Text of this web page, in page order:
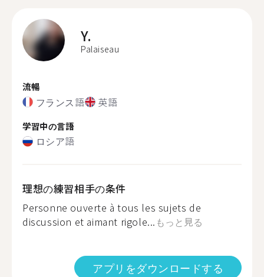
Y.
Palaiseau
流暢
フランス語 英語
学習中の言語
ロシア語
理想の練習相手の条件
Personne ouverte à tous les sujets de
discussion et aimant rigole... もっと見る
アプリをダウンロードする